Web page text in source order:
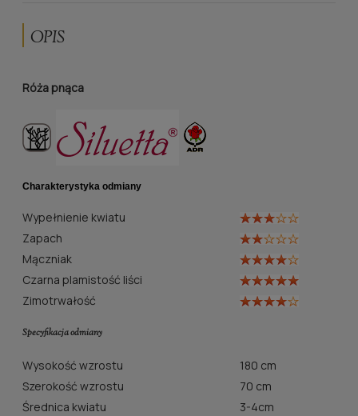
OPIS
Róża pnąca
Charakterystyka odmiany
Wypełnienie kwiatu
Zapach
Mączniak
Czarna plamistość liści
Zimotrwałość
Specyfikacja odmiany
Wysokość wzrostu
180 cm
Szerokość wzrostu
70 cm
Średnica kwiatu
3-4cm